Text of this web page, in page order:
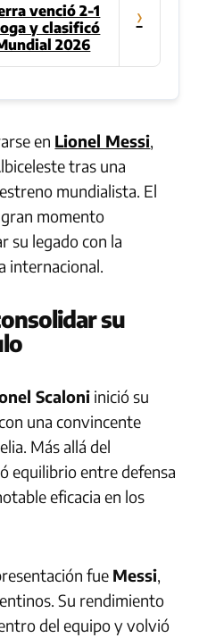
venció 2-1
y clasificó
2026
›
en Lionel Messi,
tras una
mundialista. El
momento
su legado con la
internacional.
su
Scaloni inició su
una convincente
Más allá del
equilibrio entre defensa
eficacia en los
fue Messi,
Su rendimiento
del equipo y volvió